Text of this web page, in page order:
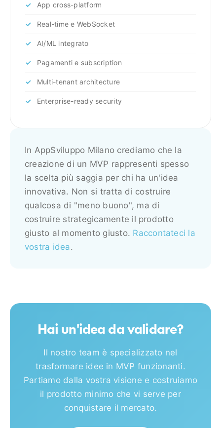
App cross-platform
Real-time e WebSocket
AI/ML integrato
Pagamenti e subscription
Multi-tenant architecture
Enterprise-ready security
In AppSviluppo Milano crediamo che la
creazione di un MVP rappresenti spesso
la scelta più saggia per chi ha un'idea
innovativa. Non si tratta di costruire
qualcosa di "meno buono", ma di
costruire strategicamente il prodotto
giusto al momento giusto. Raccontateci la
vostra idea.
Hai un'idea da validare?
Il nostro team è specializzato nel
trasformare idee in MVP funzionanti.
Partiamo dalla vostra visione e costruiamo
il prodotto minimo che vi serve per
conquistare il mercato.